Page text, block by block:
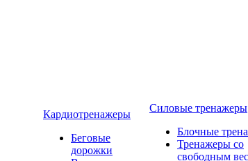
Кардиотренажеры
Беговые
дорожки
Силовые тренажеры
Блочные
Тренажеры со
свободным